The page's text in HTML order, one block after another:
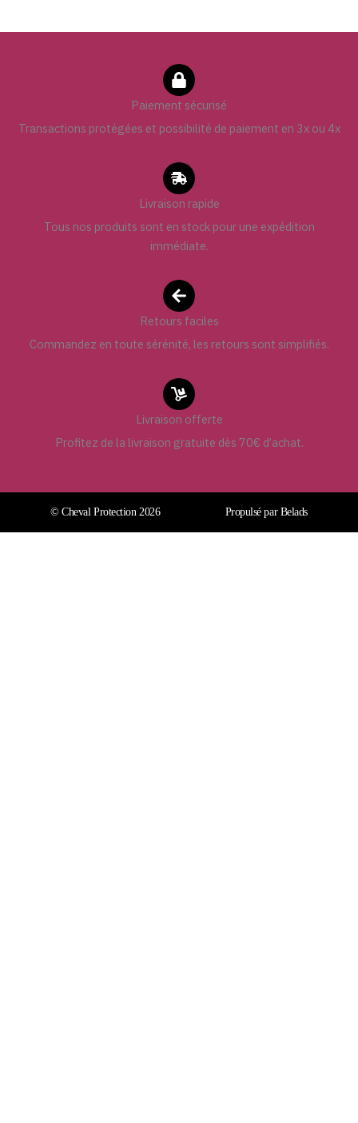
Paiement sécurisé
Transactions protégées et possibilité de paiement en 3x ou 4x
Livraison rapide
Tous nos produits sont en stock pour une expédition
immédiate.
Retours faciles
Commandez en toute sérénité, les retours sont simplifiés.
Livraison offerte
Profitez de la livraison gratuite dès 70€ d’achat.
© Cheval Protection 2026 Propulsé par Belads